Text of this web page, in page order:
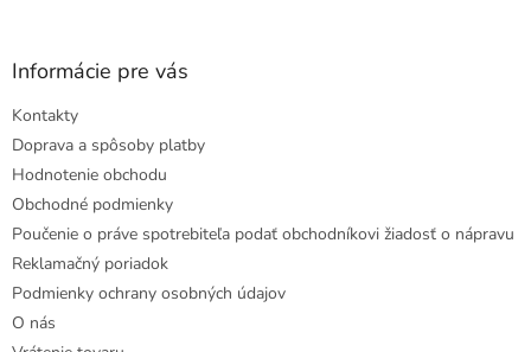
Informácie pre vás
Kontakty
Doprava a spôsoby platby
Hodnotenie obchodu
Obchodné podmienky
Poučenie o práve spotrebiteľa podať obchodníkovi žiadosť o nápravu
Reklamačný poriadok
Podmienky ochrany osobných údajov
O nás